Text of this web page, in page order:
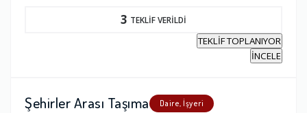
3 TEKLİF VERİLDİ
TEKLİF TOPLANIYOR
İNCELE
Şehirler Arası Taşıma Daire, İşyeri